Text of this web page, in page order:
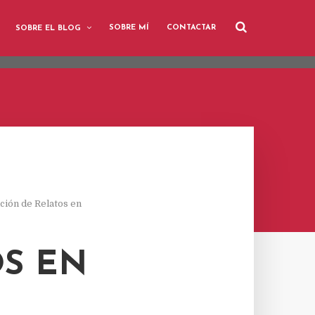
SOBRE EL BLOG SOBRE MÍ CONTACTAR
de Relatos en
EN
agent
usage